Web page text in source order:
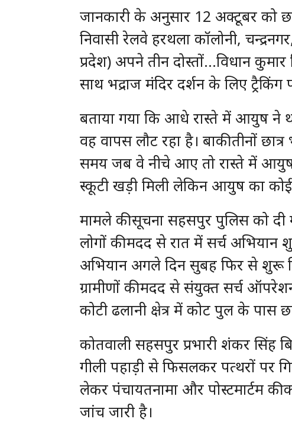
जानकारी के अनुसार 12 अक्टूबर को
निवासी रेलवे हरथला कॉलोनी,
प्रदेश) अपने तीन दोस्तों…विधान
साथ भद्राज मंदिर दर्शन के लिए ट्रैकिंग
बताया गया कि आधे रास्ते में आयुष ने
वह वापस लौट रहा है। बाकी तीनों
समय जब वे नीचे आए तो रास्ते में आयुष
स्कूटी खड़ी मिली लेकिन आयुष का कोई
मामले की सूचना सहसपुर पुलिस को दी
लोगों की मदद से रात में सर्च
अभियान अगले दिन सुबह फिर से शुरू
ग्रामीणों की मदद से संयुक्त सर्च
कोटी ढलानी क्षेत्र में कोट पुल के पास
कोतवाली सहसपुर प्रभारी शंकर सिंह
गीली पहाड़ी से फिसलकर पत्थरों पर
लेकर पंचायतनामा और पोस्टमार्टम की
जांच जारी है।